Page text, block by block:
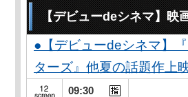
【デビューdeシネマ】映
●【デビューdeシネマ】
ターズ』他夏の話題作上
09:30